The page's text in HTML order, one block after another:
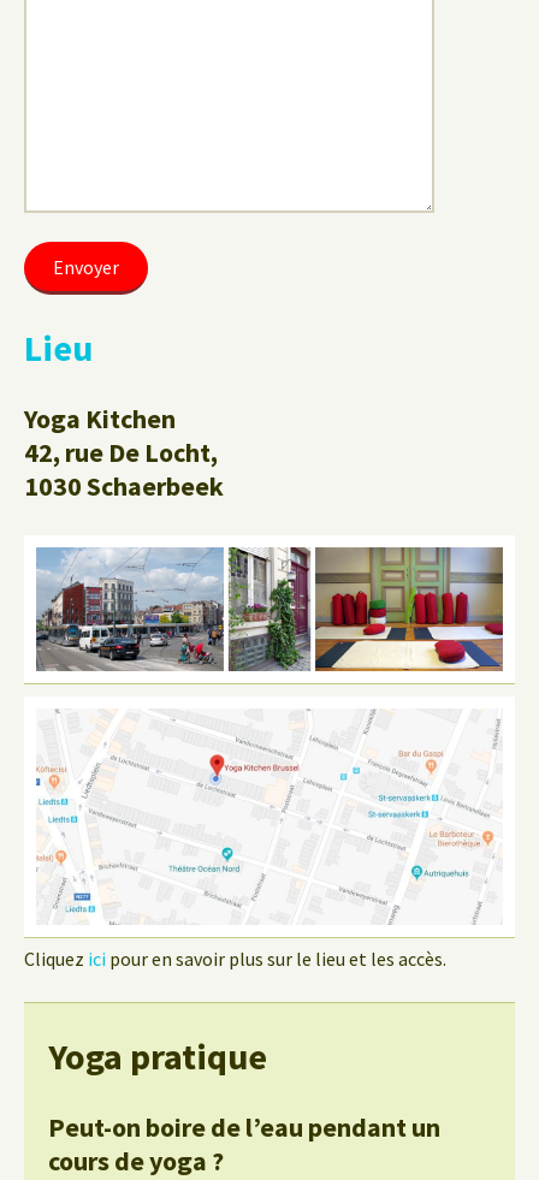
Lieu
Yoga Kitchen
42, rue De Locht,
1030 Schaerbeek
Cliquez ici pour en savoir plus sur le lieu et les accès.
Yoga pratique
Peut-on boire de l’eau pendant un
cours de yoga ?